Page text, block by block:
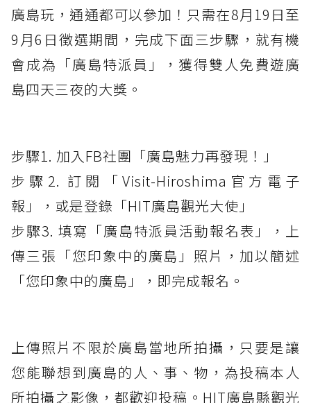
廣島玩，通通都可以參加！只需在8月19日至
9月6日徵選期間，完成下面三步驟，就有機
會成為「廣島特派員」，獲得雙人免費遊廣
島四天三夜的大獎。
步驟1. 加入FB社團「廣島魅力再發現！」
步驟2. 訂閱「Visit-Hiroshima官方電子
報」，或是登錄「HIT廣島觀光大使」
步驟3. 填寫「廣島特派員活動報名表」，上
傳三張「您印象中的廣島」照片，加以簡述
「您印象中的廣島」，即完成報名。
上傳照片不限於廣島當地所拍攝，只要是讓
您能聯想到廣島的人、事、物，為投稿本人
所拍攝之影像，都歡迎投稿。HIT廣島縣觀光